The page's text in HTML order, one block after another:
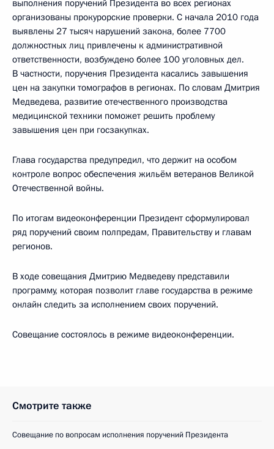
выполнения поручений Президента во всех регионах
организованы прокурорские проверки. С начала 2010 года
выявлены 27 тысяч нарушений закона, более 7700
должностных лиц привлечены к административной
ответственности, возбуждено более 100 уголовных дел.
В частности, поручения Президента касались завышения
цен на закупки томографов в регионах. По словам Дмитрия
Медведева, развитие отечественного производства
медицинской техники поможет решить проблему
завышения цен при госзакупках.
Глава государства предупредил, что держит на особом
контроле вопрос обеспечения жильём ветеранов Великой
Отечественной войны.
По итогам видеоконференции Президент сформулировал
ряд поручений своим полпредам, Правительству и главам
регионов.
В ходе совещания Дмитрию Медведеву представили
программу, которая позволит главе государства в режиме
онлайн следить за исполнением своих поручений.
Совещание состоялось в режиме видеоконференции.
Смотрите также
Совещание по вопросам исполнения поручений Президента